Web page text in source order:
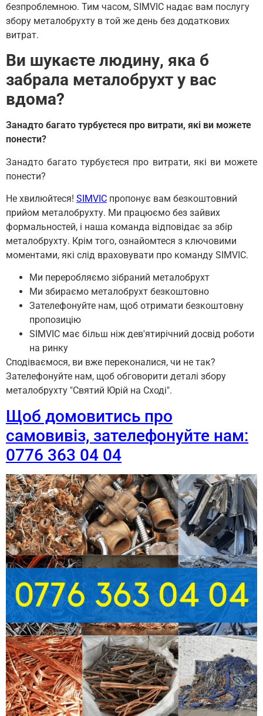
безпроблемною. Тим часом, SIMVIC надає вам послугу
збору металобрухту в той же день без додаткових
витрат.
Ви шукаєте людину, яка б
забрала металобрухт у вас
вдома?
Занадто багато турбуєтеся про витрати, які ви можете
понести?
Занадто багато турбуєтеся про витрати, які ви можете
понести?
Не хвилюйтеся! SIMVIC пропонує вам безкоштовний
прийом металобрухту. Ми працюємо без зайвих
формальностей, і наша команда відповідає за збір
металобрухту. Крім того, ознайомтеся з ключовими
моментами, які слід враховувати про команду SIMVIC.
Ми переробляємо зібраний металобрухт
Ми збираємо металобрухт безкоштовно
Зателефонуйте нам, щоб отримати безкоштовну
пропозицію
SIMVIC має більш ніж дев'ятирічний досвід роботи
на ринку
Сподіваємося, ви вже переконалися, чи не так?
Зателефонуйте нам, щоб обговорити деталі збору
металобрухту "Святий Юрій на Сході".
Щоб домовитись про
самовивіз, зателефонуйте нам:
0776 363 04 04